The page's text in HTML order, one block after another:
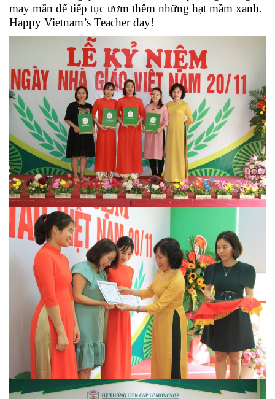
may mắn để tiếp tục ươm thêm những hạt mầm xanh.
Happy Vietnam’s Teacher day!